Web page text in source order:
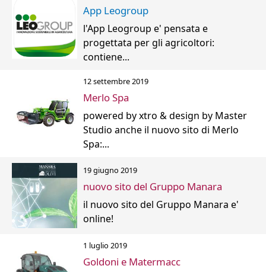
App Leogroup
l'App Leogroup e' pensata e
progettata per gli agricoltori:
contiene...
12 settembre 2019
Merlo Spa
powered by xtro & design by Master
Studio anche il nuovo sito di Merlo
Spa:...
19 giugno 2019
nuovo sito del Gruppo Manara
il nuovo sito del Gruppo Manara e'
online!
1 luglio 2019
Goldoni e Matermacc